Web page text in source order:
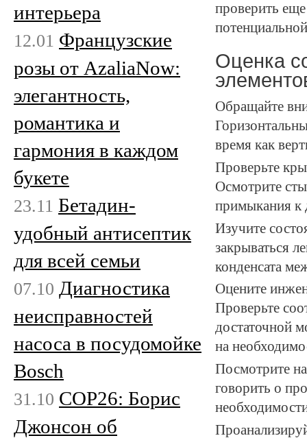
проверить еще
Оценка
Обращайте
время как
Проверьте
Осмотрите
примыкания к
Изучите
закрываться
конденсата
Оцените
Проверьте
достаточной
на
Посмотрите
говорить о
интерьера
12.01 Французские
розы от AzaliaNow:
элегантность,
романтика и
гармония в каждом
букете
23.11 Бетадин-
удобный антисептик
для всей семьи
07.10 Диагностика
неисправностей
насоса в посудомойке
Bosch
31.10 COP26: Борис
Джонсон об